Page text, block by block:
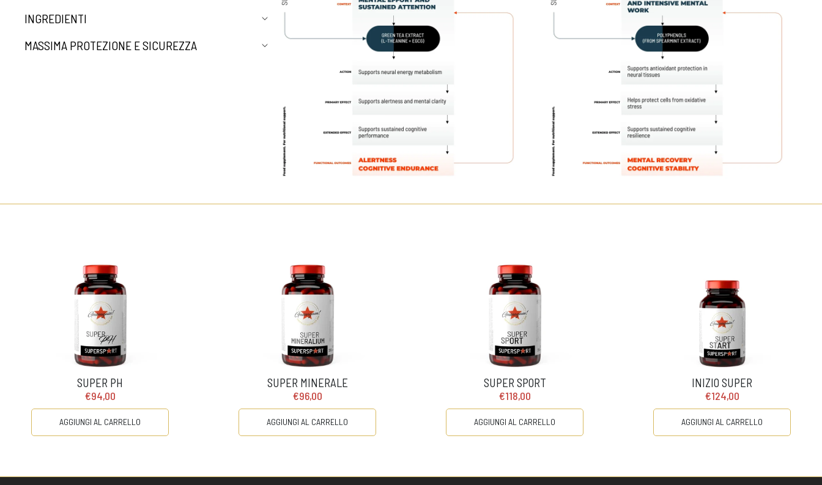
INGREDIENTI
MASSIMA PROTEZIONE E SICUREZZA
SUPER PH
€94,00
AGGIUNGI AL CARRELLO
SUPER MINERALE
€96,00
AGGIUNGI AL CARRELLO
SUPER SPORT
€118,00
AGGIUNGI AL CARRELLO
INIZIO SUPER
€124,00
AGGIUNGI AL CARRELLO